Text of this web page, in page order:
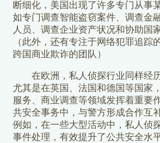
断细化，美国出现了许多专门从事
如专门调查智能盗窃案件、调查金
人员、调查企业资产状况和协助国
（此外，还有专注于网络犯罪追踪
跨国商业欺诈的团队）
在欧洲，私人侦探行业同样经
尤其是在英国、法国和德国等国家
服务、商业调查等领域发挥着重要
共安全事务中，与警方形成合作互
例如，在一些大型活动中，私人侦
事件处理，有效提升了公共安全水